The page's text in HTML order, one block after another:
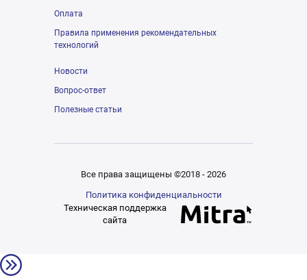
Оплата
Правила применения рекомендательных
технологий
Новости
Вопрос-ответ
Полезные статьи
Все права защищены ©2018 - 2026
Политика конфиденциальности
Техническая поддержка
сайта